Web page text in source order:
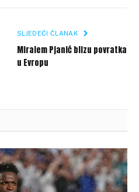
SLJEDEĆI ČLANAK
Miralem Pjanić blizu povratka
u Evropu